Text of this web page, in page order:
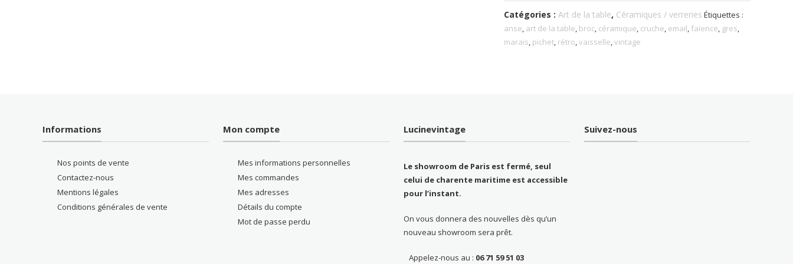
Catégories :Art de la table, Céramiques / verreries Étiquettes :
anse, art de la table, broc, céramique, cruche, email, faïence, gres,
marais, pichet, rétro,vaisselle,vintage
Informations
Nos points de vente
Contactez-nous
Mentions légales
Conditions générales de vente
Mon compte
Mes informations personnelles
Mes commandes
Mes adresses
Détails du compte
Mot de passe perdu
Lucinevintage
Le showroom de Paris est fermé, seul
celui de charente maritime est accessible
pour l’instant.
On vous donnera des nouvelles dès qu’un
nouveau showroom sera prêt.
Appelez-nous au : 06 71 59 51 03
Suivez-nous